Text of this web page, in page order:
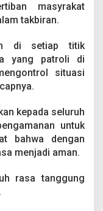
masyrakat
takbiran.
di setiap titik
yang patroli di
situasi
kepada seluruh
untuk
bahwa dengan
menjadi aman.
rasa tanggung